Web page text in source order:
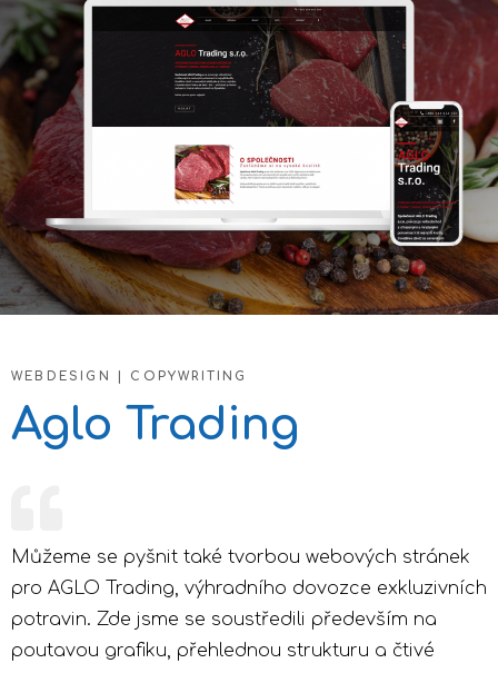
WEBDESIGN | COPYWRITING
Aglo Trading
Můžeme se pyšnit také tvorbou webových stránek
pro AGLO Trading, výhradního dovozce exkluzivních
potravin. Zde jsme se soustředili především na
poutavou grafiku, přehlednou strukturu a čtivé